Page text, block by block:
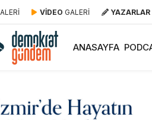
VİDEO GALERİ YAZARLAR
ANASAYFA